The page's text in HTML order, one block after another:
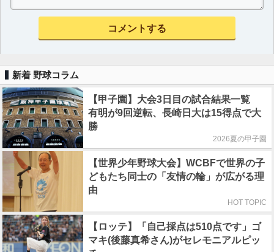
新着 野球コラム
【甲子園】大会3日目の試合結果一覧
有明が9回逆転、長崎日大は15得点で大
勝
2026夏の甲子園
【世界少年野球大会】WCBFで世界の子
どもたち同士の「友情の輪」が広がる理
由
HOT TOPIC
【ロッテ】「自己採点は510点です」ゴ
マキ(後藤真希さん)がセレモニアルピッ